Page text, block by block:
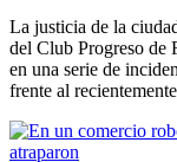
La justicia de la
del Club Progreso de
en una serie de
frente al